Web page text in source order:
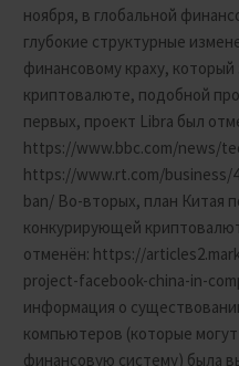
ноября, в глобальной
глубокие структурные
финансовому краху,
криптовалюте, подобной
первых, проект Libra был
https://www.bbc.com/news/
https://www.rt.com/business/
ban/ Во-вторых, план Китая
конкурирующей
отменён: https://
project-facebook-china-in-
информация о
компьютеров (которые
финансовую систему) была